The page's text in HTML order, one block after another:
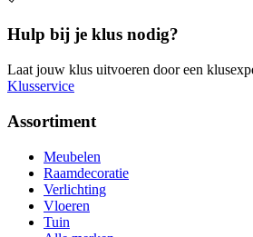
Hulp bij je klus nodig?
Laat jouw klus uitvoeren door een
Klusservice
Assortiment
Meubelen
Raamdecoratie
Verlichting
Vloeren
Tuin